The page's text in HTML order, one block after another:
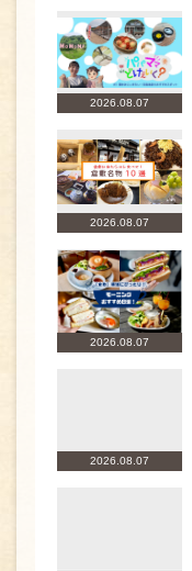
2026.08.07
2026.08.07
2026.08.07
2026.08.07